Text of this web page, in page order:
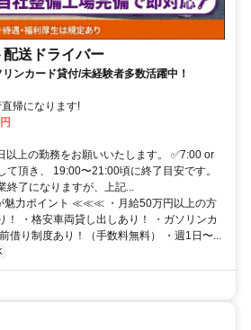
送ドライバー
ンカード貸付/未経験者多数活躍中！
直行直帰になります!
以上の勤務をお願いいたします。 ✅7:00 or
て頂き、 19:00〜21:00頃に終了目安です。
終了になりますが、上記...
力ポイント ≪≪≪ ・月給50万円以上の方
！ ・格安車両貸し出しあり！ ・ガソリンカ
借り制度あり！（手数料無料） ・週1日〜...